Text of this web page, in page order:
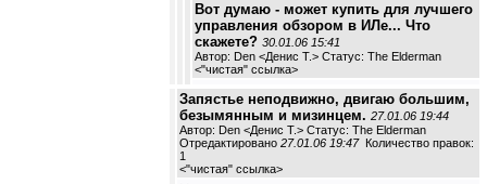
Вот думаю - может купить для лучшего
управления обзором в ИЛе... Что
скажете? 30.01.06 15:41
Автор: Den <Денис Т.> Статус: The Elderman
<"чистая" ссылка>
Запястье неподвижно, двигаю большим,
безымянным и мизинцем. 27.01.06 19:44
Автор: Den <Денис Т.> Статус: The Elderman
Отредактировано 27.01.06 19:47Количество правок:
1
<"чистая" ссылка>